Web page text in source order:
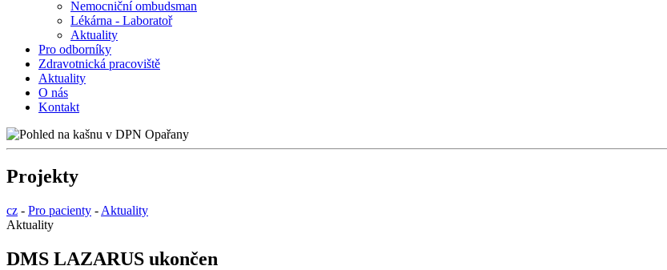
Nemocniční ombudsman
Lékárna - Laboratoř
Aktuality
Pro odborníky
Zdravotnická pracoviště
Aktuality
O nás
Kontakt
Projekty
cz - Pro pacienty - Aktuality
Aktuality
DMS LAZARUS ukončen